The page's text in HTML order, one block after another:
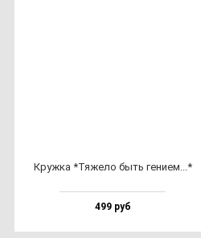
Круж­ка *Тяже­ло быть ге­ни­ем...*
499 руб